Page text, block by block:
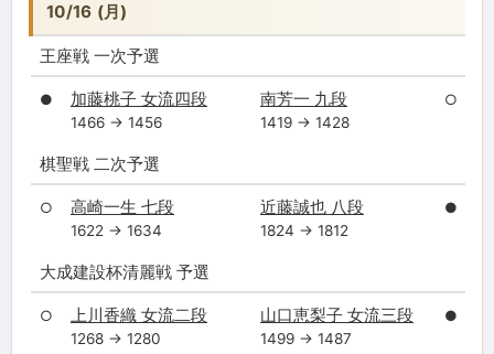
10/16 (月)
王座戦 一次予選
● 加藤桃子 女流四段
1466 → 1456
南芳一 九段
1419 → 1428
○
棋聖戦 二次予選
○ 高崎一生 七段
1622 → 1634
近藤誠也 八段
1824 → 1812
●
大成建設杯清麗戦 予選
○ 上川香織 女流二段
1268 → 1280
山口恵梨子 女流三段
1499 → 1487
●